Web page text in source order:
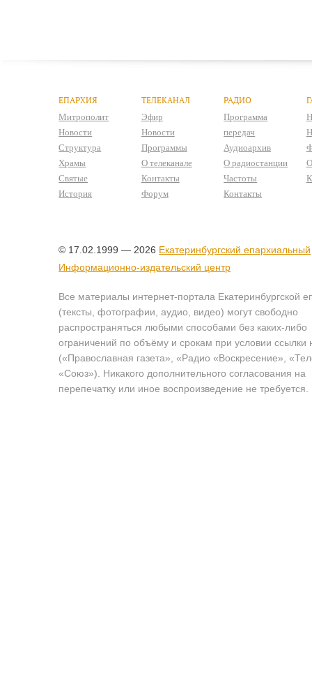
ЕПАРХИЯ
Митрополит
Новости
Структура
Храмы
Святые
История
ТЕЛЕКАНАЛ
Эфир
Новости
Программы
О телеканале
Контакты
Форум
РАДИО
Программа
передач
Аудиоархив
О радиостанции
Частоты
Контакты
© 17.02.1999 — 2026 Екатеринбургский епархиальный
Информационно-издательский центр
Все материалы интернет-портала Екатеринбургской
(тексты, фотографии, аудио, видео) могут свободно
распространяться любыми способами без каких-либо
ограничений по объёму и срокам при условии ссылки
(«Православная газета», «Радио «Воскресение»,
«Союз»). Никакого дополнительного согласования на
перепечатку или иное воспроизведение не требуется.